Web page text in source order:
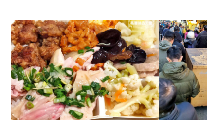
雞-
去
骨
系
列
炸
雞
份
量
大
又
美
味，
孩
子